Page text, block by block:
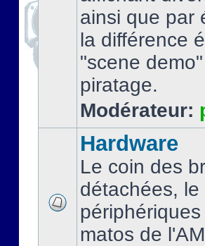
ainsi que par
la différence
"scene
piratage.
Modérateur:
Hardware
Le coin des
détachées,
matos de